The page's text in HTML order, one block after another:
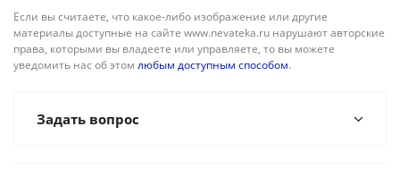
Если вы считаете, что какое-либо изображение или другие
материалы доступные на сайте www.nevateka.ru нарушают авторские
права, которыми вы владеете или управляете, то вы можете
уведомить нас об этом любым доступным способом.
Задать вопрос